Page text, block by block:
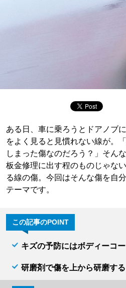
ある日、車に乗ろうとドアノブ
をよく見ると見慣れない線が。
しまった傷なのだろう？」そん
板金修理に出す程のものじゃな
る線の傷。今回はそんな傷を自
テーマです。
この記事のPOINT
キズの予防にはボディーコ
研磨剤で傷を上から研磨す